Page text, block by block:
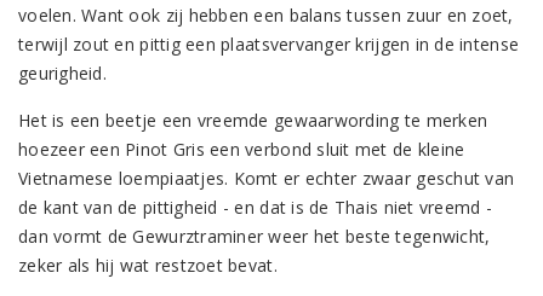
voelen. Want ook zij hebben een balans tussen zuur en zoet,
terwijl zout en pittig een plaatsvervanger krijgen in de intense
geurigheid.
Het is een beetje een vreemde gewaarwording te merken
hoezeer een Pinot Gris een verbond sluit met de kleine
Vietnamese loempiaatjes. Komt er echter zwaar geschut van
de kant van de pittigheid - en dat is de Thais niet vreemd -
dan vormt de Gewurztraminer weer het beste tegenwicht,
zeker als hij wat restzoet bevat.